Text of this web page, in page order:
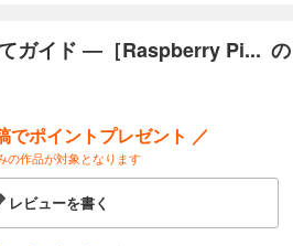
むために必要なもの
Piアクセサリー
ガイド ―［Raspberry Pi... の
でポイントプレゼント ／
の作品が対象となります
レビューを書く